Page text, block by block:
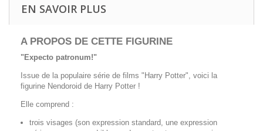
EN SAVOIR PLUS
A PROPOS DE CETTE FIGURINE
"Expecto patronum!"
Issue de la populaire série de films "Harry Potter", voici la
figurine Nendoroid de Harry Potter !
Elle comprend :
trois visages (son expression standard, une expression